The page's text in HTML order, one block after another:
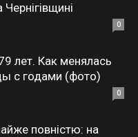
0
лет. Как менялась
с годами (фото)
0
повністю: на